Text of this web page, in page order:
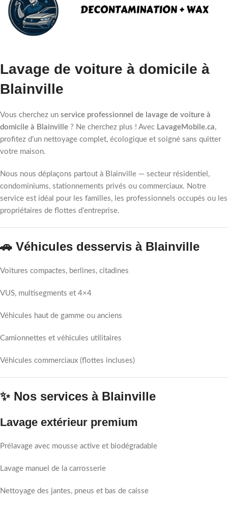
Lavage de voiture à domicile à
Blainville
Vous cherchez un service professionnel de lavage de voiture à
domicile à Blainville ? Ne cherchez plus ! Avec LavageMobile.ca,
profitez d’un nettoyage complet, écologique et soigné sans quitter
votre maison.
Nous nous déplaçons partout à Blainville — secteur résidentiel,
condominiums, stationnements privés ou commerciaux. Notre
service est idéal pour les familles, les professionnels occupés ou les
propriétaires de flottes d’entreprise.
🚗 Véhicules desservis à Blainville
Voitures compactes, berlines, citadines
VUS, multisegments et 4×4
Véhicules haut de gamme ou anciens
Camionnettes et véhicules utilitaires
Véhicules commerciaux (flottes incluses)
✨ Nos services à Blainville
Lavage extérieur premium
Prélavage avec mousse active et biodégradable
Lavage manuel de la carrosserie
Nettoyage des jantes, pneus et bas de caisse